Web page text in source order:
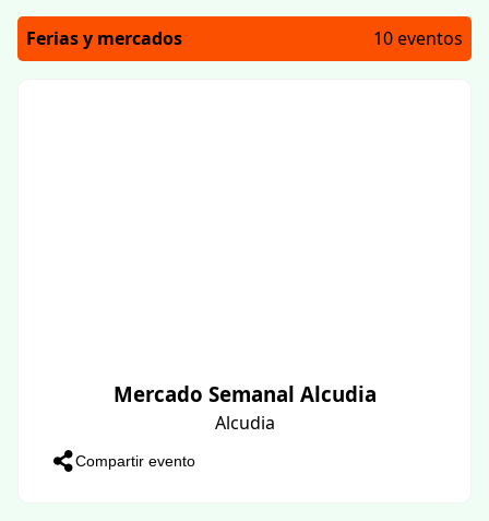
Ferias y mercados 10 eventos
Mercado Semanal Alcudia
Alcudia
Compartir evento